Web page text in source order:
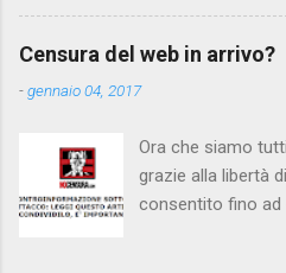
interpellando
per fare luce sulla
scuola. LEGGI IL
nocensura.com
Censura del web in arrivo?
-gennaio 04, 2017
Ora che siamo
grazie alla libertà
consentito fino ad
politica rispediti